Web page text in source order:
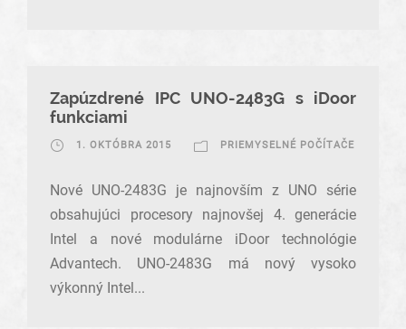
Zapúzdrené IPC UNO-2483G s iDoor
funkciami
1. OKTÓBRA 2015 PRIEMYSELNÉ POČÍTAČE
Nové UNO-2483G je najnovším z UNO série
obsahujúci procesory najnovšej 4. generácie
Intel a nové modulárne iDoor technológie
Advantech. UNO-2483G má nový vysoko
výkonný Intel...